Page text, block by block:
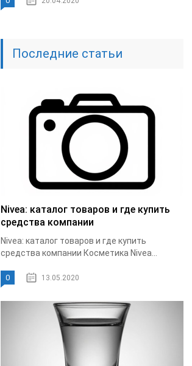
Последние статьи
Nivea: каталог товаров и где купить
средства компании
Nivea: каталог товаров и где купить
средства компании Косметика Nivea...
0 13.05.2020